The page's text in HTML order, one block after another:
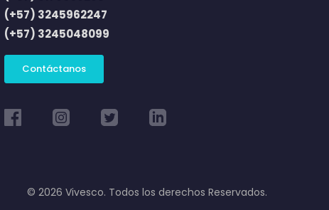
(+57) 3245962247
(+57) 3245048099
Contáctanos
© 2026 Vivesco. Todos los derechos Reservados.